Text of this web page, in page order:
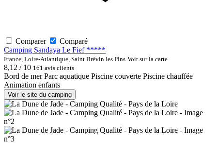
Comparer
Comparé
Camping Sandaya Le Fief *****
France, Loire-Atlantique, Saint Brévin les Pins Voir sur la carte
8,12 / 10 161 avis clients
Bord de mer Parc aquatique Piscine couverte Piscine chauffée
Animation enfants
Voir le site du camping